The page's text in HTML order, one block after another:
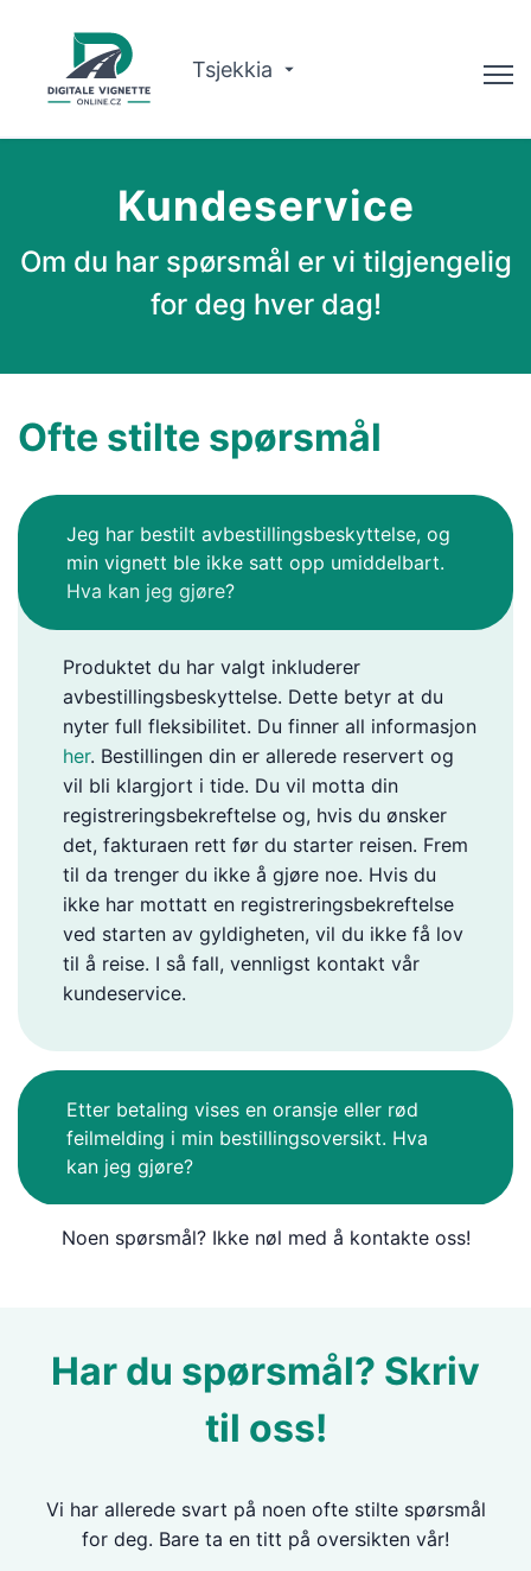
Tsjekkia
Sjekk gyldighet
Om oss
Ruteplanlegger
Norsk
Kjøp vignette
Kundeservice
Om du har spørsmål er vi tilgjengelig
for deg hver dag!
Ofte stilte spørsmål
Jeg har bestilt avbestillingsbeskyttelse, og
min vignett ble ikke satt opp umiddelbart.
Hva kan jeg gjøre?
Produktet du har valgt inkluderer
avbestillingsbeskyttelse. Dette betyr at du
nyter full fleksibilitet. Du finner all informasjon
her. Bestillingen din er allerede reservert og
vil bli klargjort i tide. Du vil motta din
registreringsbekreftelse og, hvis du ønsker
det, fakturaen rett før du starter reisen. Frem
til da trenger du ikke å gjøre noe. Hvis du
ikke har mottatt en registreringsbekreftelse
ved starten av gyldigheten, vil du ikke få lov
til å reise. I så fall, vennligst kontakt vår
kundeservice.
Etter betaling vises en oransje eller rød
feilmelding i min bestillingsoversikt. Hva
kan jeg gjøre?
Noen spørsmål? Ikke nøl med å kontakte oss!
Har du spørsmål? Skriv
til oss!
Vi har allerede svart på noen ofte stilte spørsmål
for deg. Bare ta en titt på oversikten vår!